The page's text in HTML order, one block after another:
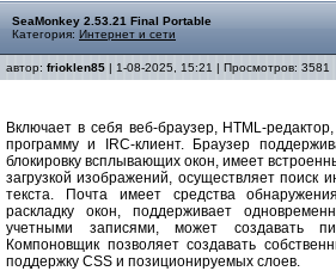
SeaMonkey 2.53.21 Final Portable
Категория: Интернет и сети
автор: frioklen85 | 1-08-2025, 15:21 | Просмотров: 3581
Включает в себя веб-браузер, HTML-
программу и IRC-клиент. Браузер
блокировку всплывающих окон, имеет
загрузкой изображений, осуществляет
текста. Почта имеет средства
раскладку окон, поддерживает
учетными записями, может создавать
Компоновщик позволяет создавать
поддержку CSS и позиционируемых слоев.